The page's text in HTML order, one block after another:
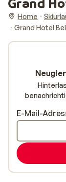
Home
Grand Hotel
E-Mail-